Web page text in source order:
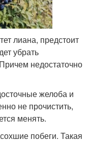
лиана, предстоит
убрать
недостаточно
желоба и
не прочистить,
менять.
побеги. Такая